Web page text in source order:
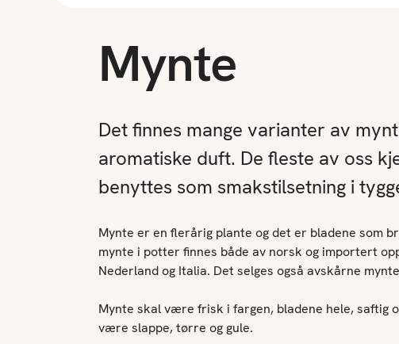
Mynte
Det finnes mange varianter av
aromatiske duft. De fleste av oss
benyttes som smakstilsetning i
Mynte er en flerårig plante og det er bladene som
mynte i potter finnes både av norsk og importert
Nederland og Italia. Det selges også avskårne
Mynte skal være frisk i fargen, bladene hele, saftig
være slappe, tørre og gule.